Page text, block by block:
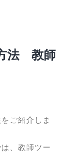
法 教師
ご紹介しま
、教師ツー